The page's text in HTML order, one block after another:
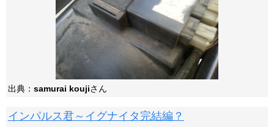
出典： samurai koujiさん
インパルス君～イグナイタ完結編？